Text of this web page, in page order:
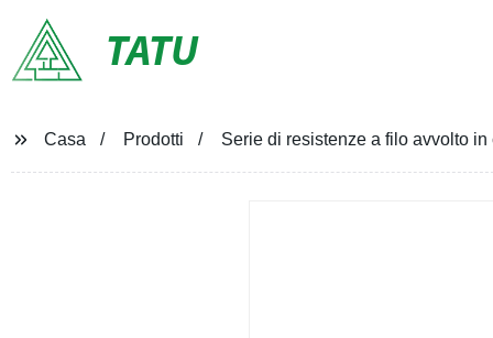
TATU
Casa Prodotti Serie di resistenze a filo avvolto